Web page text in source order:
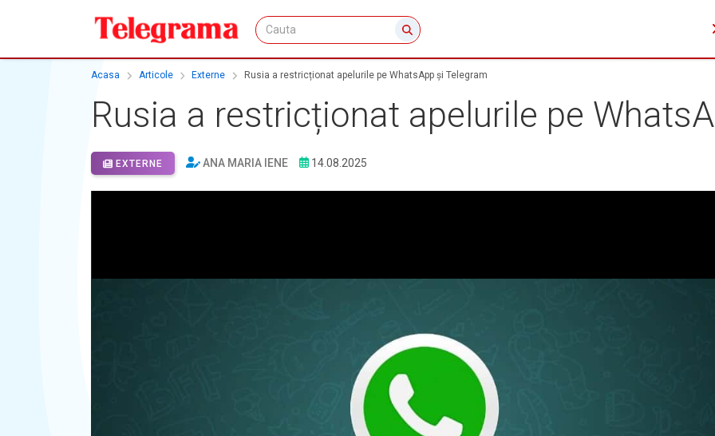
Acasa Articole Externe Rusia a restricționat apelurile pe WhatsApp și Telegram
Rusia a restricționat apelurile pe
EXTERNE ANA MARIA IENE 14.08.2025